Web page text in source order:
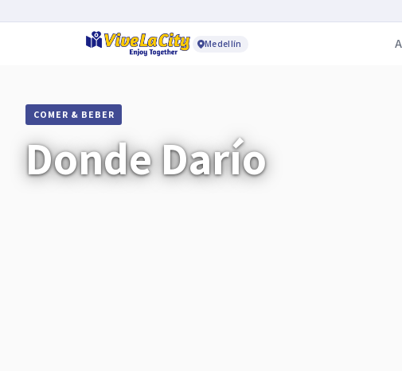
Medellín
COMER & BEBER
Donde Darío